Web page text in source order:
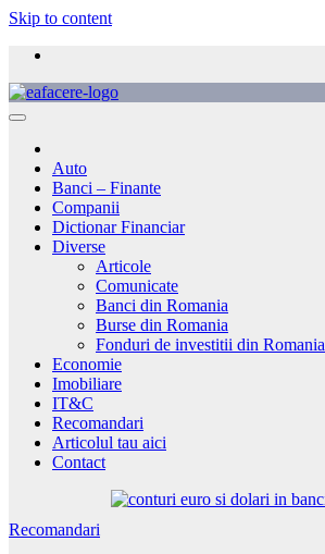
Skip to content
Auto
Banci – Finante
Companii
Dictionar Financiar
Diverse
Articole
Comunicate
Banci din Romania
Burse din Romania
Fonduri de investitii din Romania
Economie
Imobiliare
IT&C
Recomandari
Articolul tau aici
Contact
Recomandari